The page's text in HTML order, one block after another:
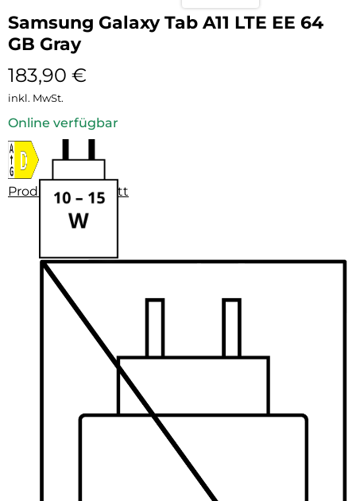
Samsung Galaxy Tab A11 LTE EE 64
GB Gray
183,90 €
inkl. MwSt.
Online verfügbar
Produktdatenblatt